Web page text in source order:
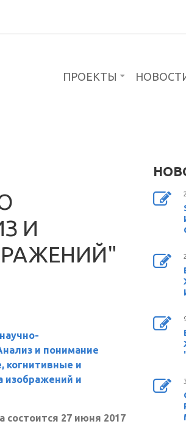
ПРОЕКТЫ
И
и понимание
когнитивные и
изображений и
27 июня 2017